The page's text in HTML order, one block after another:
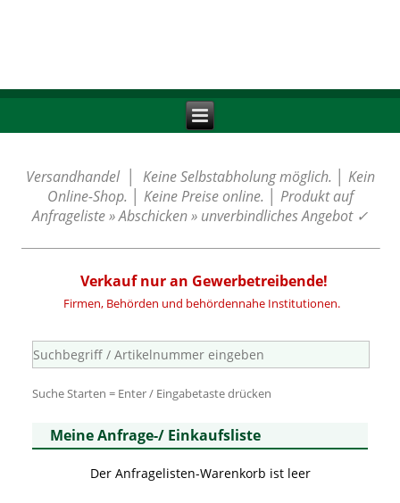
Versandhandel │ Keine Selbstabholung möglich. │ Kein
Online-Shop. │ Keine Preise online. │ Produkt auf
Anfrageliste » Abschicken » unverbindliches Angebot ✓
Verkauf nur an Gewerbetreibende!
Firmen, Behörden und behördennahe Institutionen.
Suche Starten = Enter / Eingabetaste drücken
Meine Anfrage-/ Einkaufsliste
Der Anfragelisten-Warenkorb ist leer